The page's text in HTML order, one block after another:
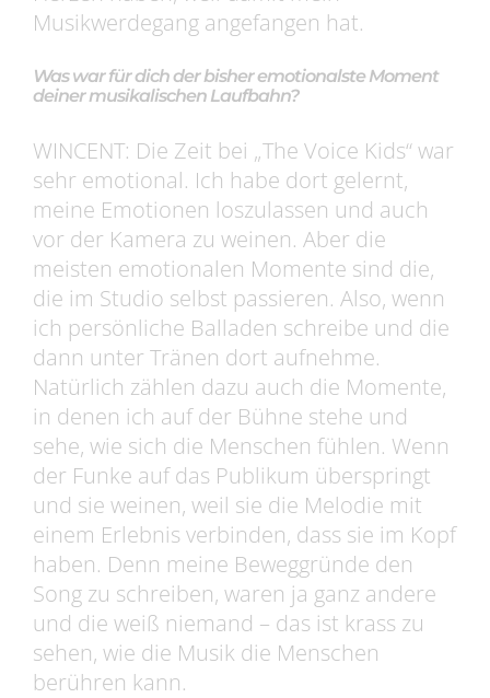
Musikwerdegang angefangen hat.
Was war für dich der bisher emotionalste Moment
deiner musikalischen Laufbahn?
WINCENT: Die Zeit bei „The Voice Kids“ war
sehr emotional. Ich habe dort gelernt,
meine Emotionen loszulassen und auch
vor der Kamera zu weinen. Aber die
meisten emotionalen Momente sind die,
die im Studio selbst passieren. Also, wenn
ich persönliche Balladen schreibe und die
dann unter Tränen dort aufnehme.
Natürlich zählen dazu auch die Momente,
in denen ich auf der Bühne stehe und
sehe, wie sich die Menschen fühlen. Wenn
der Funke auf das Publikum überspringt
und sie weinen, weil sie die Melodie mit
einem Erlebnis verbinden, dass sie im Kopf
haben. Denn meine Beweggründe den
Song zu schreiben, waren ja ganz andere
und die weiß niemand – das ist krass zu
sehen, wie die Musik die Menschen
berühren kann.